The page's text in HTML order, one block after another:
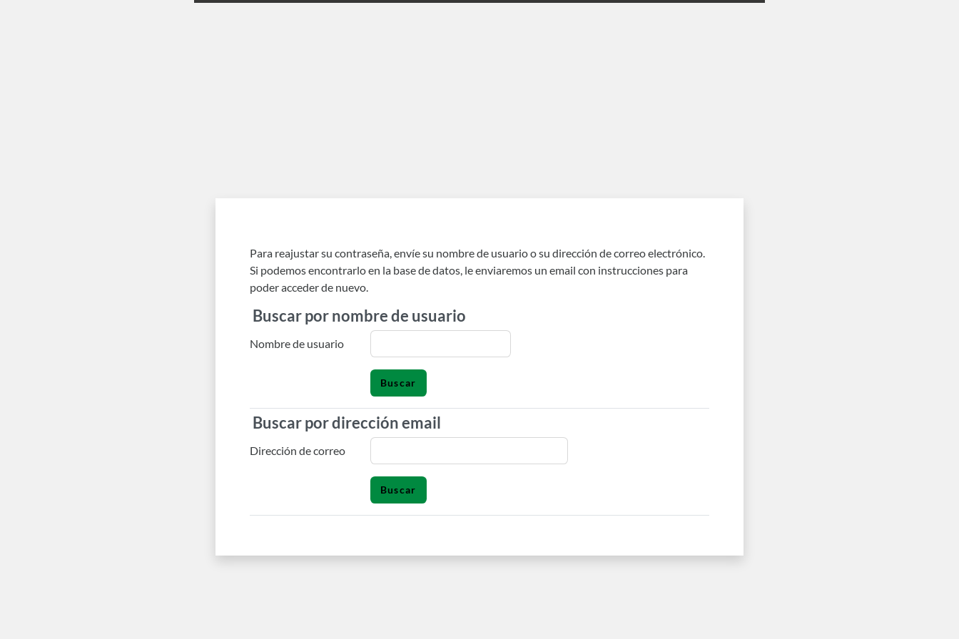
Para reajustar su contraseña, envíe su nombre de usuario o su dirección de correo electrónico.
Si podemos encontrarlo en la base de datos, le enviaremos un email con instrucciones para
poder acceder de nuevo.
Buscar por nombre de usuario
Buscar por nombre de usuario
Nombre de usuario
Buscar por dirección email
Buscar por dirección email
Dirección de correo